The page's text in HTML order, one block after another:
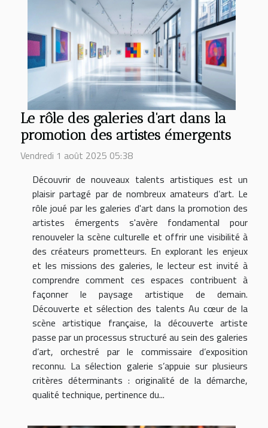
Le rôle des galeries d'art dans la
promotion des artistes émergents
Vendredi 1 août 2025 05:38
Découvrir de nouveaux talents artistiques est un
plaisir partagé par de nombreux amateurs d’art. Le
rôle joué par les galeries d'art dans la promotion des
artistes émergents s'avère fondamental pour
renouveler la scène culturelle et offrir une visibilité à
des créateurs prometteurs. En explorant les enjeux
et les missions des galeries, le lecteur est invité à
comprendre comment ces espaces contribuent à
façonner le paysage artistique de demain.
Découverte et sélection des talents Au cœur de la
scène artistique française, la découverte artiste
passe par un processus structuré au sein des galeries
d’art, orchestré par le commissaire d’exposition
reconnu. La sélection galerie s’appuie sur plusieurs
critères déterminants : originalité de la démarche,
qualité technique, pertinence du...